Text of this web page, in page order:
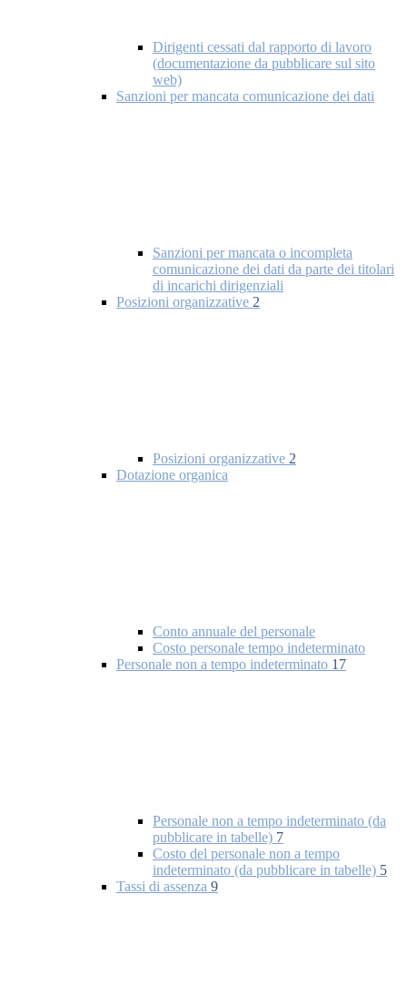
Dirigenti cessati dal rapporto di lavoro
(documentazione da pubblicare sul sito
web)
Sanzioni per mancata comunicazione dei dati
Sanzioni per mancata o incompleta
comunicazione dei dati da parte dei titolari
di incarichi dirigenziali
Posizioni organizzative 2
Posizioni organizzative 2
Dotazione organica
Conto annuale del personale
Costo personale tempo indeterminato
Personale non a tempo indeterminato 17
Personale non a tempo indeterminato (da
pubblicare in tabelle) 7
Costo del personale non a tempo
indeterminato (da pubblicare in tabelle) 5
Tassi di assenza 9